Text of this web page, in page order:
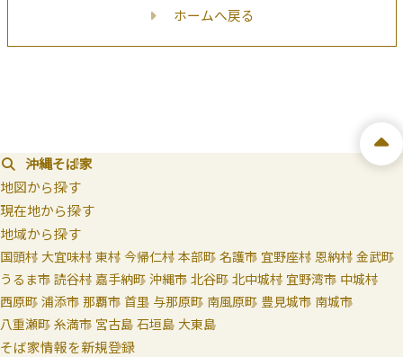
ホームへ戻る
沖縄そば家
地図から探す
現在地から探す
地域から探す
国頭村 大宜味村 東村 今帰仁村 本部町 名護市 宜野座村 恩納村 金武町
うるま市 読谷村 嘉手納町 沖縄市 北谷町 北中城村 宜野湾市 中城村
西原町 浦添市 那覇市 首里 与那原町 南風原町 豊見城市 南城市
八重瀬町 糸満市 宮古島 石垣島 大東島
そば家情報を新規登録